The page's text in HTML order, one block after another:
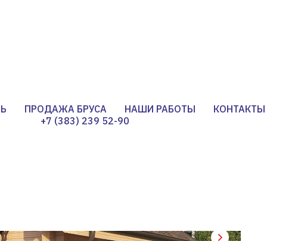
ПРОДАЖА БРУСА НАШИ РАБОТЫ
КОНТАКТЫ
+7 (383) 239 52-90